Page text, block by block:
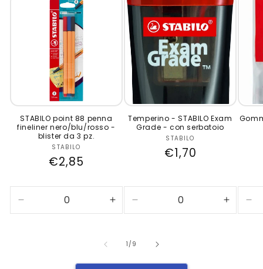
STABILO point 88 penna
fineliner nero/blu/rosso -
blister da 3 pz.
Produttore:
STABILO
Prezzo
listino
€2,85
Diminuisci
quantità
Aumenta
quantità
Default
Temperino - STABILO Exam
Grade - con serbatoio
Produttore:
STABILO
Prezzo
listino
€1,70
Diminuisci
quantità
Default
quantità
1/su
9